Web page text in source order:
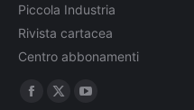
Piccola Industria
Rivista cartacea
Centro abbonamenti
Ci puoi trovare su:
Facebook
X